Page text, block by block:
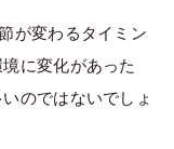
が変わるタイミン
に変化があった
のではないでしょ